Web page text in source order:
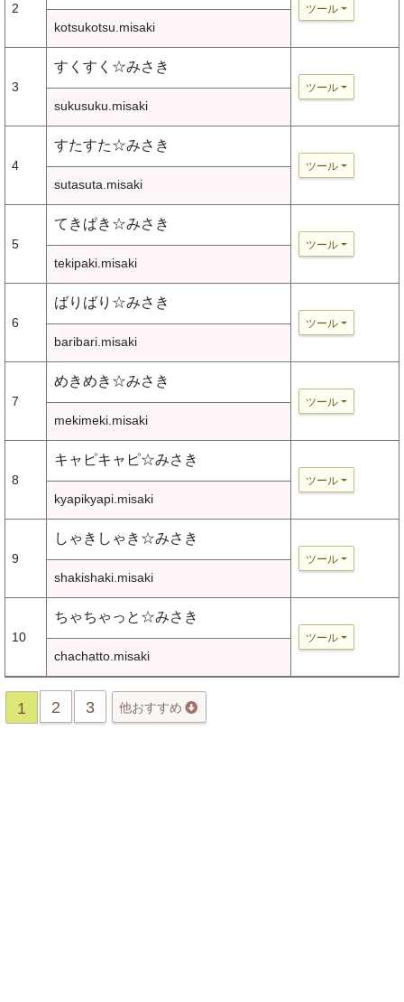
2 ツール
kotsukotsu.misaki
3
すくすく☆みさき
ツール
sukusuku.misaki
4
すたすた☆みさき
ツール
sutasuta.misaki
5
てきぱき☆みさき
ツール
tekipaki.misaki
6
ばりばり☆みさき
ツール
baribari.misaki
7
めきめき☆みさき
ツール
mekimeki.misaki
8
キャピキャピ☆みさき
ツール
kyapikyapi.misaki
9
しゃきしゃき☆みさき
ツール
shakishaki.misaki
10
ちゃちゃっと☆みさき
ツール
chachatto.misaki
1 2 3 他おすすめ